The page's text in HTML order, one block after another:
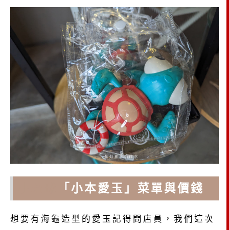
「小本愛玉」菜單與價錢
想要有海龜造型的愛玉記得問店員，我們這次